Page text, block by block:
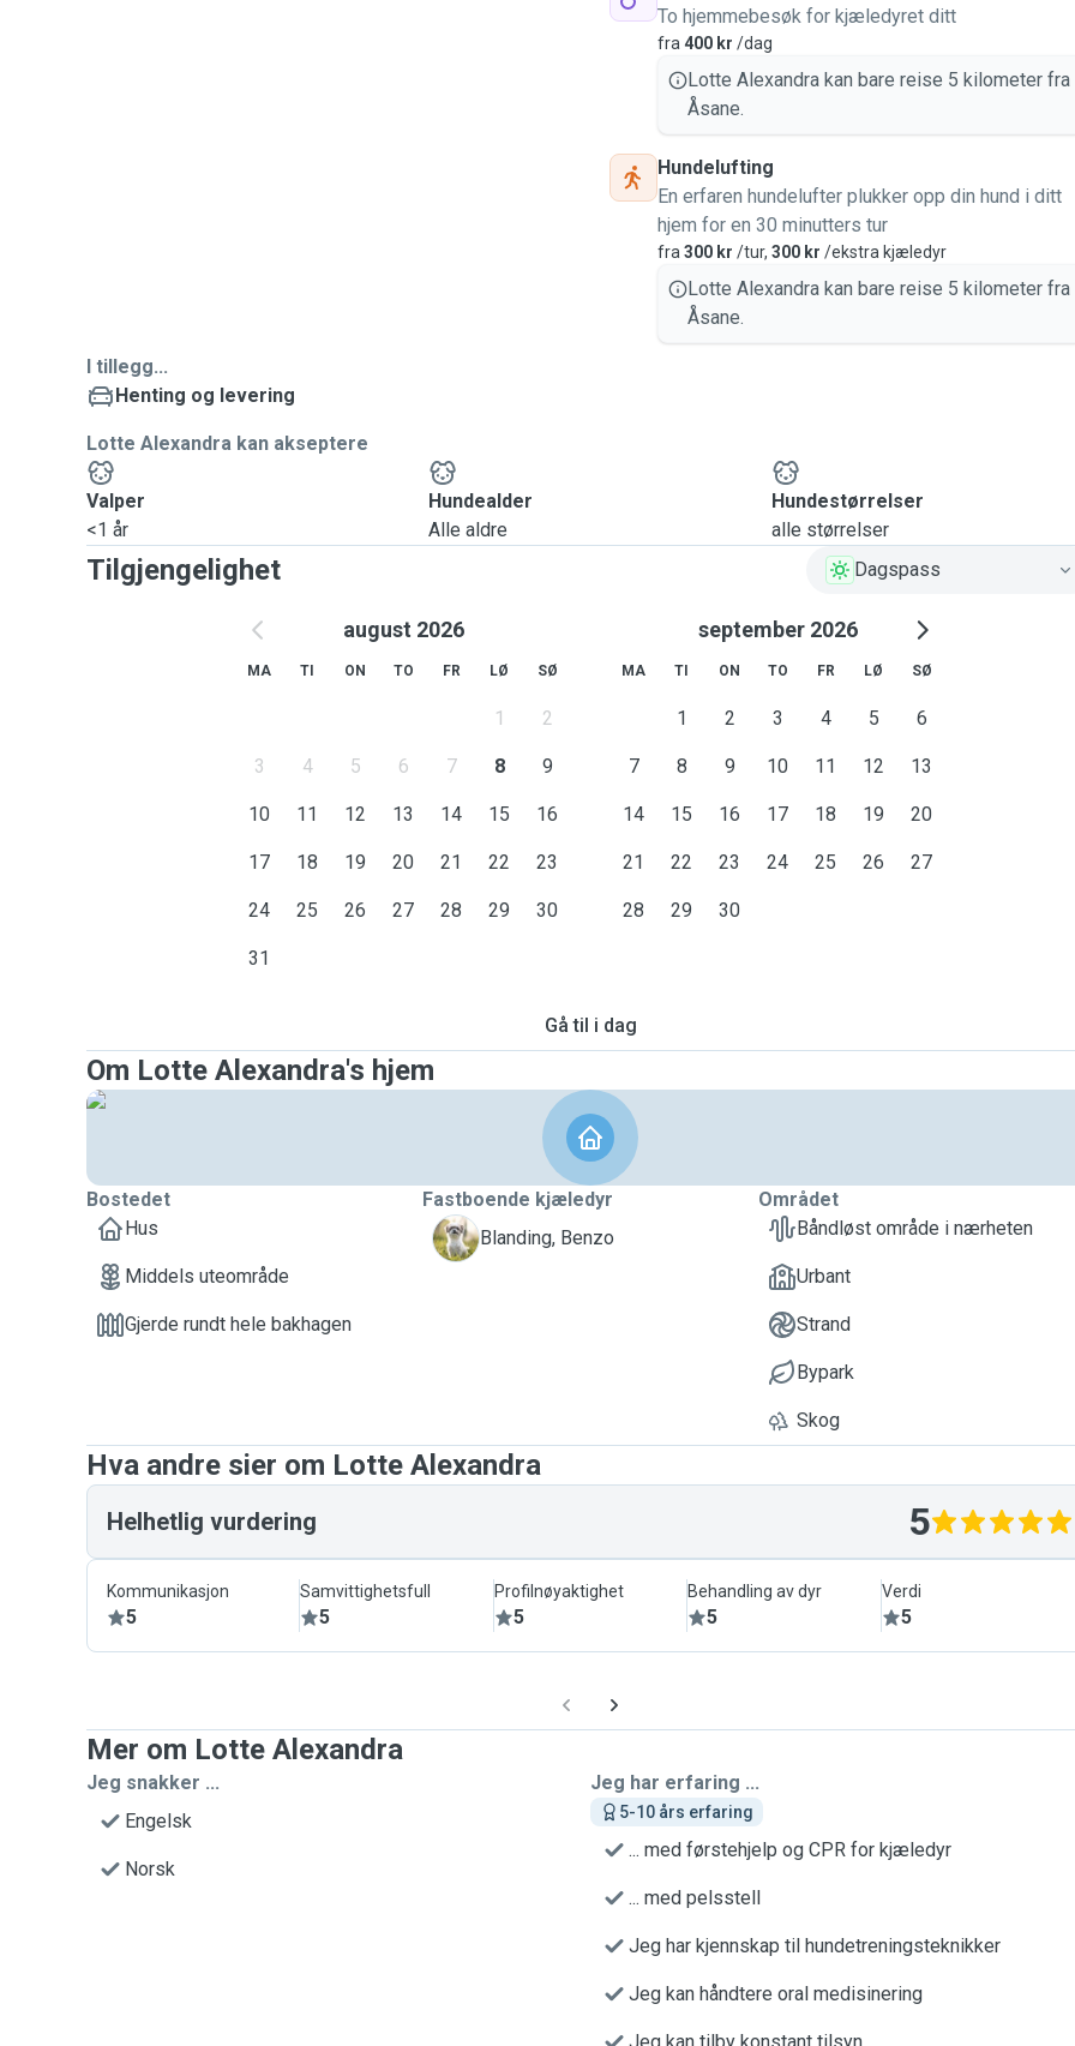
To hjemmebesøk for kjæledyret ditt
fra 400 kr /dag
Lotte Alexandra kan bare reise 5 kilometer fra
Åsane.
Hundelufting
En erfaren hundelufter plukker opp din hund i ditt
hjem for en 30 minutters tur
fra 300 kr /tur, 300 kr /ekstra kjæledyr
Lotte Alexandra kan bare reise 5 kilometer fra
Åsane.
I tillegg...
Henting og levering
Lotte Alexandra kan akseptere
Valper
<1 år
Hundealder
Alle aldre
Hundestørrelser
alle størrelser
Tilgjengelighet Dagspass
august 2026
MA TI ON TO FR LØ SØ
1 2
3 4 5 6 7 8 9
10 11 12 13 14 15 16
17 18 19 20 21 22 23
24 25 26 27 28 29 30
31
september 2026
MA TI ON TO FR LØ SØ
1 2 3 4 5 6
7 8 9 10 11 12 13
14 15 16 17 18 19 20
21 22 23 24 25 26 27
28 29 30
Gå til i dag
Om Lotte Alexandra's hjem
Bostedet
Hus
Middels uteområde
Gjerde rundt hele bakhagen
Fastboende kjæledyr
B
Blanding, Benzo
Området
Båndløst område i nærheten
Urbant
Strand
Bypark
Skog
Hva andre sier om Lotte Alexandra
Helhetlig vurdering 5
Kommunikasjon
5
Samvittighetsfull
5
Profilnøyaktighet
5
Behandling av dyr
5
Verdi
5
Mer om Lotte Alexandra
Jeg snakker ...
Engelsk
Norsk
Jeg har erfaring ...
5-10 års erfaring
... med førstehjelp og CPR for kjæledyr
... med pelsstell
Jeg har kjennskap til hundetreningsteknikker
Jeg kan håndtere oral medisinering